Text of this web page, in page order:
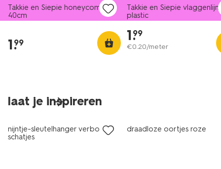
Takkie en Siepie honeycomb
40cm
1.
99
Takkie en Siepie vlaggenlijn
plastic
1.
99
€0.20/meter
laat je inspireren
nieuw
nijntje-sleutelhanger verborgen
schatjes
draadloze oortjes roze